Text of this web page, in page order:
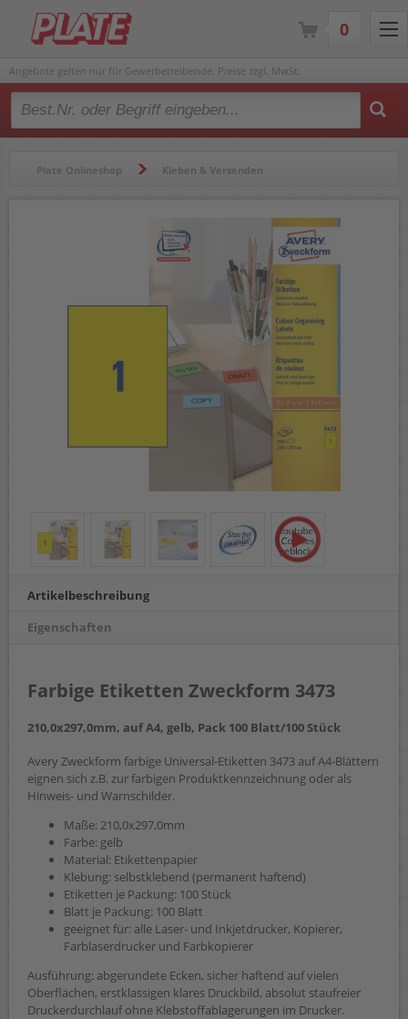
Angebote gelten nur für Gewerbetreibende. Preise zzgl. MwSt.
Type 2 or more characters for results.
Plate Onlineshop Kleben & Versenden
Farbige Etiketten Zweckform 3473
Artikelbeschreibung
Eigenschaften
Farbige Etiketten Zweckform 3473
210,0x297,0mm, auf A4, gelb, Pack 100 Blatt/100 Stück
Avery Zweckform farbige Universal-Etiketten 3473 auf A4-Blättern
eignen sich z.B. zur farbigen Produktkennzeichnung oder als
Hinweis- und Warnschilder.
Maße: 210,0x297,0mm
Farbe: gelb
Material: Etikettenpapier
Klebung: selbstklebend (permanent haftend)
Etiketten je Packung: 100 Stück
Blatt je Packung: 100 Blatt
geeignet für: alle Laser- und Inkjetdrucker, Kopierer,
Farblaserdrucker und Farbkopierer
Ausführung: abgerundete Ecken, sicher haftend auf vielen
Oberflächen, erstklassigen klares Druckbild, absolut staufreier
Druckerdurchlauf ohne Klebstoffablagerungen im Drucker.
0